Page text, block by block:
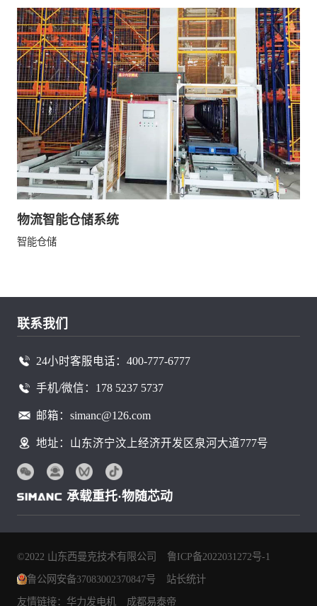
物流智能仓储系统
智能仓储
联系我们
24小时客服电话：400-777-6777
手机/微信：178 5237 5737
邮箱：simanc@126.com
地址：山东济宁汶上经济开发区泉河大道777号
承载重托·物随芯动
©2022 山东西曼克技术有限公司
鲁ICP备2022031272号-1
鲁公网安备37083002370847号
站长统计
友情链接：华力发电机
成都易泰帝